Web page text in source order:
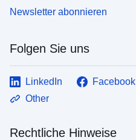
Newsletter abonnieren
Folgen Sie uns
LinkedIn Facebook
Other
Rechtliche Hinweise